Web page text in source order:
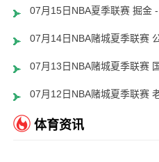
07月15日NBA夏季联赛 掘金
07月14日NBA赌城夏季联赛
07月13日NBA赌城夏季联赛
07月12日NBA赌城夏季联赛
体育资讯